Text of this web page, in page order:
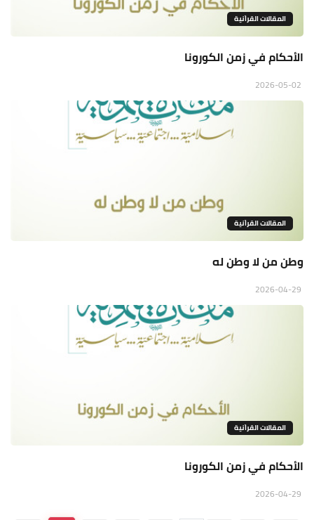
المقالات القراَنية
الأحكام في زمن الكورونا
المقالات القراَنية
وطن من لا وطن له
المقالات القراَنية
الأحكام في زمن الكورونا